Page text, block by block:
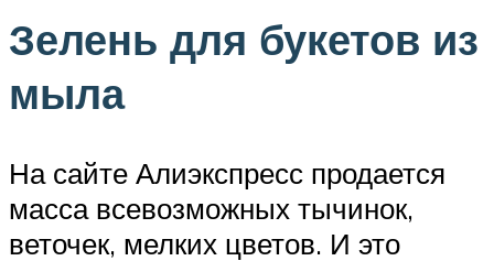
Зелень для букетов из
мыла
На сайте Алиэкспресс продается
масса всевозможных тычинок,
веточек, мелких цветов. И это